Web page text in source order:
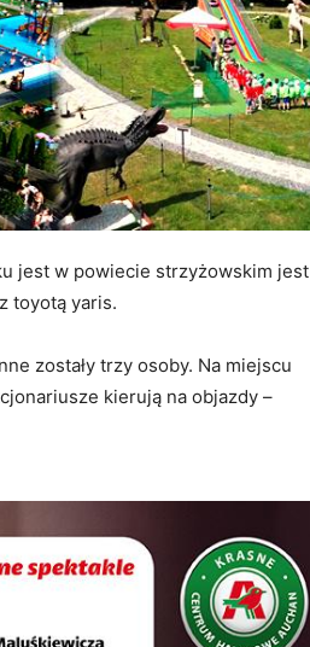
jest w powiecie strzyżowskim jest
toyotą yaris.
zostały trzy osoby. Na miejscu
kierują na objazdy –